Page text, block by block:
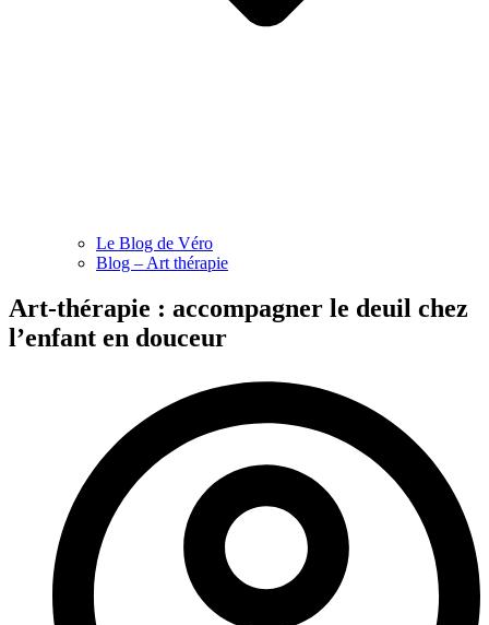
Le Blog de Véro
Blog – Art thérapie
Art-thérapie : accompagner le deuil chez
l’enfant en douceur